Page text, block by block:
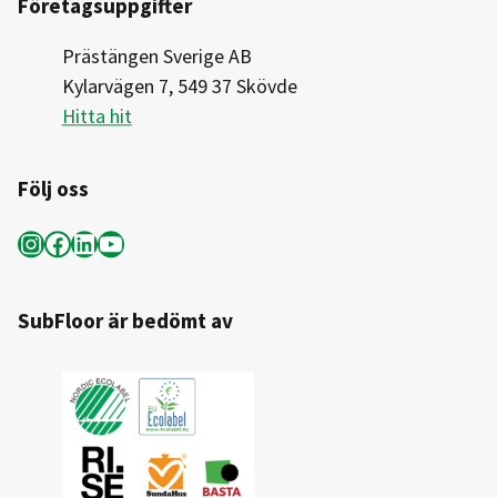
Företagsuppgifter
Prästängen Sverige AB
Kylarvägen 7, 549 37 Skövde
Hitta hit
Följ oss
InstagramFacebook LinkedIn YouTube
SubFloor är bedömt av